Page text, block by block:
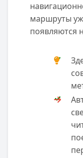
маршруты
появляются